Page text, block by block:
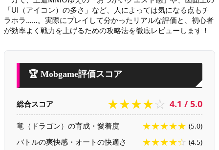
「UI（アイコン）の多さ」など、人によっては気になる点もチ
ラホラ……。実際にプレイして分かったリアルな評価と、初心者
が効率よく戦力を上げるための攻略法を徹底レビューします！
🏆 Mobgame評価スコア
総合スコア ★★★★☆ 4.1 / 5.0
竜（ドラゴン）の育成・愛着度 ★★★★★ (5.0)
バトルの爽快感・オートの快適さ ★★★★☆ (4.5)